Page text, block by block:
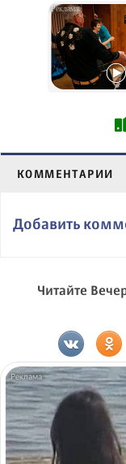
КОММЕНТАРИИ
Добавить
Читайте